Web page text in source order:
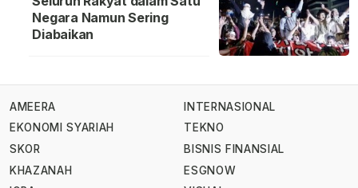
Negara Namun Sering
Diabaikan
AMEERA
EKONOMI SYARIAH
SKOR
KHAZANAH
INTERNASIONAL
TEKNO
BISNIS FINANSIAL
ESGNOW